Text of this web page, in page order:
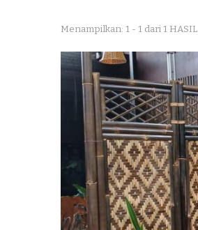
Menampilkan: 1 - 1 dari 1 HASIL